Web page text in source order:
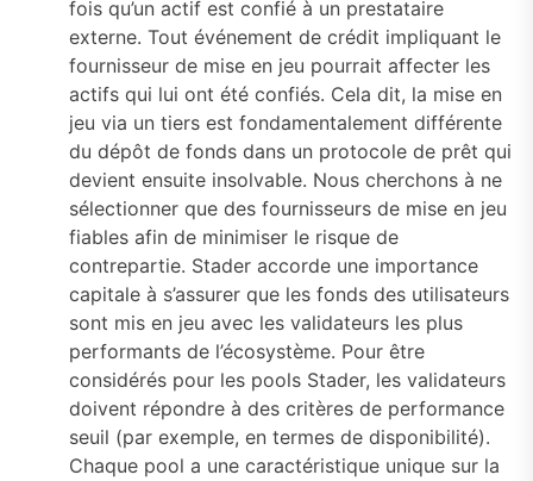
fois qu’un actif est confié à un prestataire
externe. Tout événement de crédit impliquant le
fournisseur de mise en jeu pourrait affecter les
actifs qui lui ont été confiés. Cela dit, la mise en
jeu via un tiers est fondamentalement différente
du dépôt de fonds dans un protocole de prêt qui
devient ensuite insolvable. Nous cherchons à ne
sélectionner que des fournisseurs de mise en jeu
fiables afin de minimiser le risque de
contrepartie. Stader accorde une importance
capitale à s’assurer que les fonds des utilisateurs
sont mis en jeu avec les validateurs les plus
performants de l’écosystème. Pour être
considérés pour les pools Stader, les validateurs
doivent répondre à des critères de performance
seuil (par exemple, en termes de disponibilité).
Chaque pool a une caractéristique unique sur la